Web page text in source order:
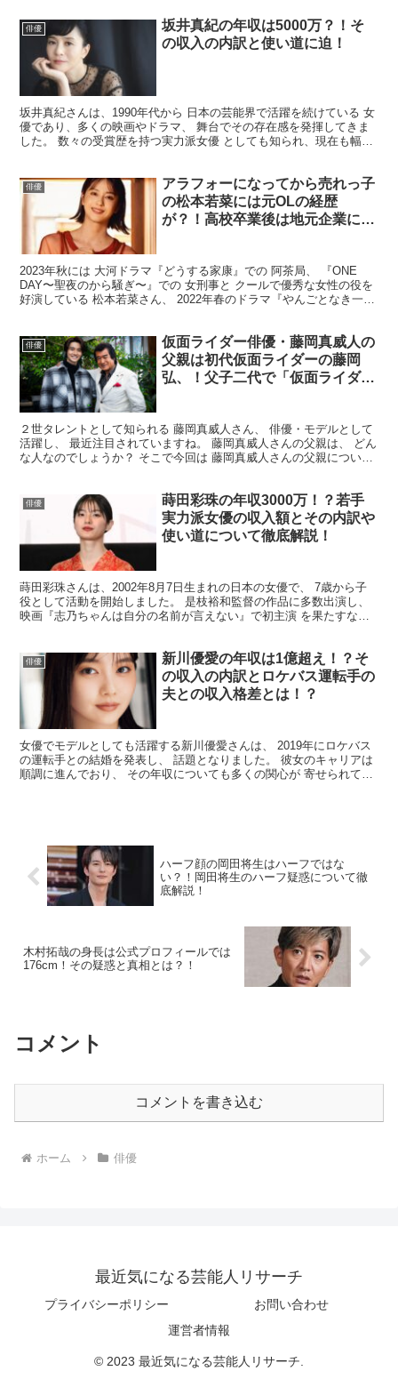
俳優
坂井真紀の年収は5000万？！そ
の収入の内訳と使い道に迫！
坂井真紀さんは、1990年代から 日本の芸能界で活躍を続けている 女
優であり、多くの映画やドラマ、 舞台でその存在感を発揮してきま
した。 数々の受賞歴を持つ実力派女優 としても知られ、現在も幅広
俳優
アラフォーになってから売れっ子
の松本若菜には元OLの経歴
が？！高校卒業後は地元企業に就
2023年秋には 大河ドラマ『どうする家康』での 阿茶局、 『ONE
DAY〜聖夜のから騒ぎ〜』での 女刑事と クールで優秀な女性の役を
好演している 松本若菜さん、 2022年春のドラマ『やんごとなき一
俳優
仮面ライダー俳優・藤岡真威人の
父親は初代仮面ライダーの藤岡
弘、！父子二代で「仮面ライダー
２世タレントとして知られる 藤岡真威人さん、 俳優・モデルとして
活躍し、 最近注目されていますね。 藤岡真威人さんの父親は、 どん
な人なのでしょうか？ そこで今回は 藤岡真威人さんの父親について
俳優
蒔田彩珠の年収3000万！？若手
実力派女優の収入額とその内訳や
使い道について徹底解説！
蒔田彩珠さんは、2002年8月7日生まれの日本の女優で、 7歳から子
役として活動を開始しました。 ​是枝裕和監督の作品に多数出演し、
映画『志乃ちゃんは自分の名前が言えない』で初主演 を果たすな
俳優
新川優愛の年収は1億超え！？そ
の収入の内訳とロケバス運転手の
夫との収入格差とは！？
女優でモデルとしても活躍する新川優愛さんは、 2019年にロケバス
の運転手との結婚を発表し、 話題となりました。 彼女のキャリアは
順調に進んでおり、 その年収についても多くの関心が 寄せられてい
ハーフ顔の岡田将生はハーフではな
い？！岡田将生のハーフ疑惑について徹
底解説！
木村拓哉の身長は公式プロフィールでは
176cm！その疑惑と真相とは？！
コメント
コメントを書き込む
ホーム 俳優
最近気になる芸能人リサーチ
プライバシーポリシー
お問い合わせ
運営者情報
© 2023 最近気になる芸能人リサーチ.